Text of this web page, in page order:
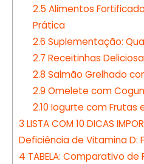
2.5 Alimentos
Prática
2.6 Suplementação:
2.7 Receitinhas
2.8 Salmão Grelhado
2.9 Omelete com
2.10 Iogurte com Frutas
3 LISTA COM 10 DICAS
Deficiência de Vitamina D:
4 TABELA: Comparativo